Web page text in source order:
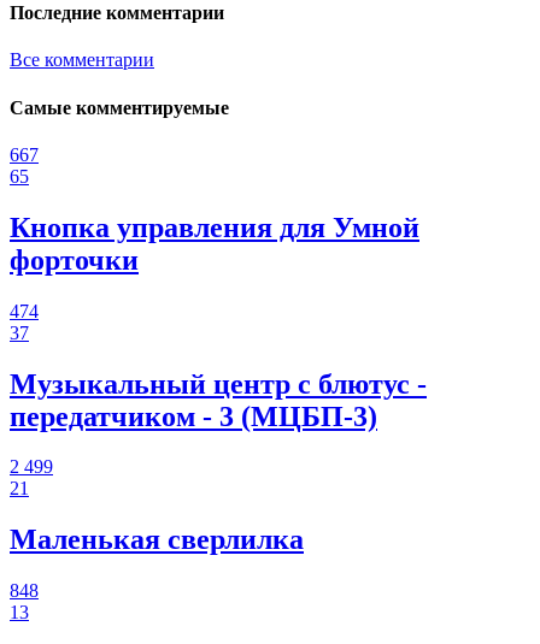
Последние комментарии
Все комментарии
Самые комментируемые
667
65
Кнопка управления для Умной
форточки
474
37
Музыкальный центр с блютус -
передатчиком - 3 (МЦБП-3)
2 499
21
Маленькая сверлилка
848
13